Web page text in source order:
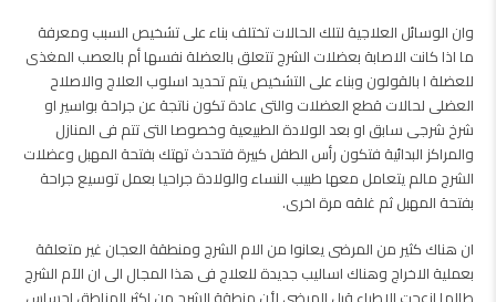
وان الوسائل العلاجية لتلك الحالات تختلف بناء على تشخيص السبب ومعرفة
ما اذا كانت الاصابة بعضلات الشرج تتعلق بالعضلة نفسها أم بالعصب المغذى
للعضلة ا بالقولون وبناء على التشخيص يتم تحديد اسلوب العلاج والاصلاح
العضلى لحالات قطع العضلات والتى عادة تكون ناتجة عن جراحة بواسير او
شرخ شرجى سابق او بعد الولادة الطبيعية وخصوصا التى تتم فى المنازل
والمراكز البدائية فتكون رأس الطفل كبيرة فتحدث تهتك بفتحة المهبل وعضلات
الشرج مالم يتعامل معها طبيب النساء والولادة جراحيا بعمل توسيع جراحة
بفتحة المهبل ثم غلقه مرة اخرى.
ان هناك كثير من المرضى يعانوا من الام الشرج ومنطقة العجان غير متعلقة
بعملية الاخراج وهناك اساليب جديدة للعلاج فى هذا المجال الى ان الآم الشرج